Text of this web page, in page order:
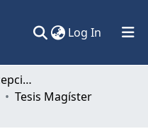
Log In (current)
Universidad de Concepción
Tesis Magíster